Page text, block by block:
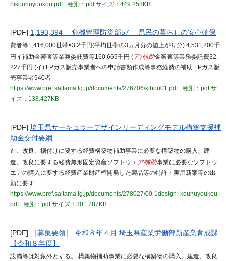
hikouhuyoukou.pdf
種別：pdfサイズ：449.258KB
[PDF] 1,193,394 ―危機管理防災部57― 県民の暮らしの安心確保
費者等1,416,000世帯×3.2千円(平均世帯の3ヵ月分の値上がり分) 4,531,200千
円イ補助金審査等業務委託費等160,669千円 ( ア)補助金審査等業務委託費32,
227千円 (イ) LPガス販売事業者への申請書類作成等事務経費の補助 LPガス販
売事業者940者
https://www.pref.saitama.lg.jp/documents/276706/kibou01.pdf
種別：pdfサ
イズ：138.427KB
[PDF] 埼玉県サーキュラーデザインリーディングモデル構築支援補
助金交付要綱
造、改良、据付けに要する経費構築物補助事業に必要な構築物の購入、建
造、改良に要する経費無形固定資産ソフトウエ ア補助事業に必要なソフトウ
エアの購入に要する経費産業財産権開発した製品等の特許・実用新案等の出
願に要す
https://www.pref.saitama.lg.jp/documents/278027/00-1design_kouhuyoukou.
pdf
種別：pdfサイズ：301.787KB
[PDF]
［募集要領］ 令和８年４月 埼玉県産業労働部新産業育成課
【令和８年度】
設備等は対象外とする。 構築物補助事業に必要な構築物の購入、建造、改良